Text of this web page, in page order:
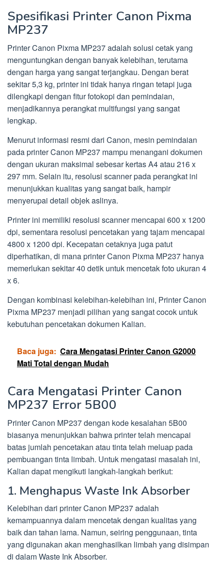
Spesifikasi Printer Canon Pixma
MP237
Printer Canon Pixma MP237 adalah solusi cetak yang
menguntungkan dengan banyak kelebihan, terutama
dengan harga yang sangat terjangkau. Dengan berat
sekitar 5,3 kg, printer ini tidak hanya ringan tetapi juga
dilengkapi dengan fitur fotokopi dan pemindaian,
menjadikannya perangkat multifungsi yang sangat
lengkap.
Menurut informasi resmi dari Canon, mesin pemindaian
pada printer Canon MP237 mampu menangani dokumen
dengan ukuran maksimal sebesar kertas A4 atau 216 x
297 mm. Selain itu, resolusi scanner pada perangkat ini
menunjukkan kualitas yang sangat baik, hampir
menyerupai detail objek aslinya.
Printer ini memiliki resolusi scanner mencapai 600 x 1200
dpi, sementara resolusi pencetakan yang tajam mencapai
4800 x 1200 dpi. Kecepatan cetaknya juga patut
diperhatikan, di mana printer Canon Pixma MP237 hanya
memerlukan sekitar 40 detik untuk mencetak foto ukuran 4
x 6.
Dengan kombinasi kelebihan-kelebihan ini, Printer Canon
Pixma MP237 menjadi pilihan yang sangat cocok untuk
kebutuhan pencetakan dokumen Kalian.
Baca juga: Cara Mengatasi Printer Canon G2000
Mati Total dengan Mudah
Cara Mengatasi Printer Canon
MP237 Error 5B00
Printer Canon MP237 dengan kode kesalahan 5B00
biasanya menunjukkan bahwa printer telah mencapai
batas jumlah pencetakan atau tinta telah meluap pada
pembuangan tinta limbah. Untuk mengatasi masalah ini,
Kalian dapat mengikuti langkah-langkah berikut:
1. Menghapus Waste Ink Absorber
Kelebihan dari printer Canon MP237 adalah
kemampuannya dalam mencetak dengan kualitas yang
baik dan tahan lama. Namun, seiring penggunaan, tinta
yang digunakan akan menghasilkan limbah yang disimpan
di dalam Waste Ink Absorber.